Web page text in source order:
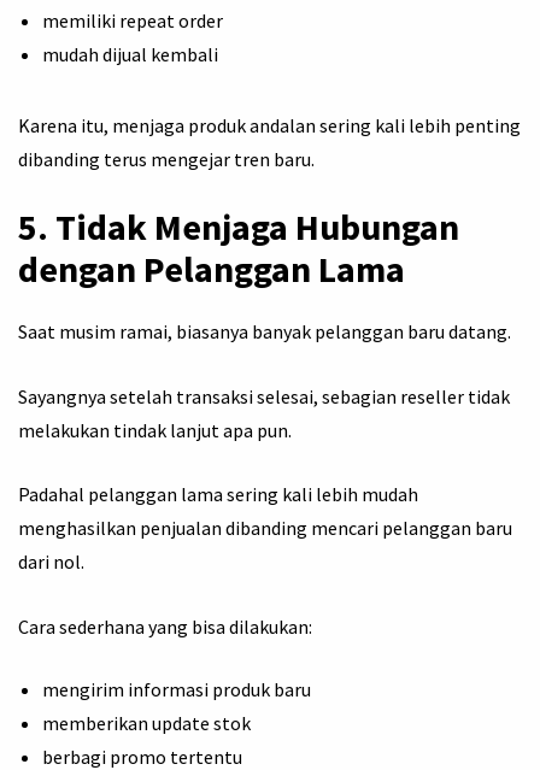
memiliki repeat order
mudah dijual kembali
Karena itu, menjaga produk andalan sering kali lebih penting
dibanding terus mengejar tren baru.
5. Tidak Menjaga Hubungan
dengan Pelanggan Lama
Saat musim ramai, biasanya banyak pelanggan baru datang.
Sayangnya setelah transaksi selesai, sebagian reseller tidak
melakukan tindak lanjut apa pun.
Padahal pelanggan lama sering kali lebih mudah
menghasilkan penjualan dibanding mencari pelanggan baru
dari nol.
Cara sederhana yang bisa dilakukan:
mengirim informasi produk baru
memberikan update stok
berbagi promo tertentu